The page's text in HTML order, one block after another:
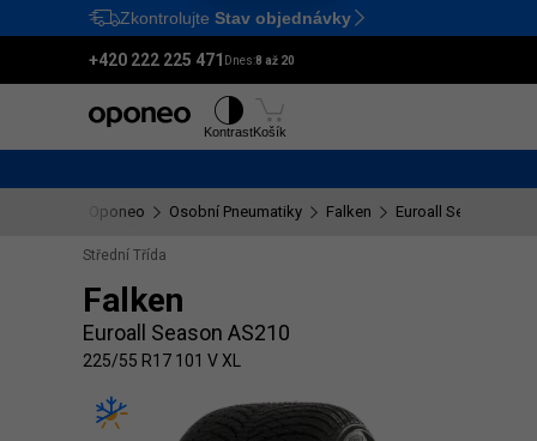
Ctrl M
Zkontrolujte Stav objednávky
+420 222 225 471 Dnes:8 až 20
KontrastKošík
Oponeo Osobní Pneumatiky Falken Euroall Season
Střední Třída
Falken
Euroall Season AS210
225/55 R17 101 V XL